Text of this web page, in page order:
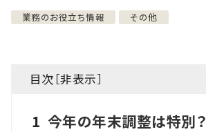
業務のお役立ち情報 その他
目次［非表示］
1 今年の年末調整は特別？